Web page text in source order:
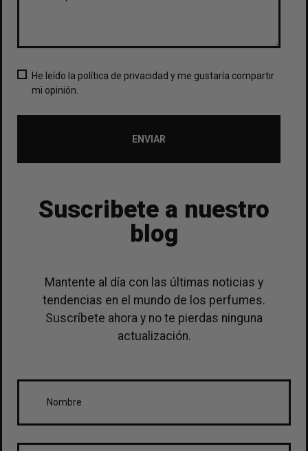
He leído la política de privacidad y me gustaría compartir
mi opinión.
ENVIAR
Suscribete a nuestro
blog
Mantente al día con las últimas noticias y
tendencias en el mundo de los perfumes.
Suscríbete ahora y no te pierdas ninguna
actualización.